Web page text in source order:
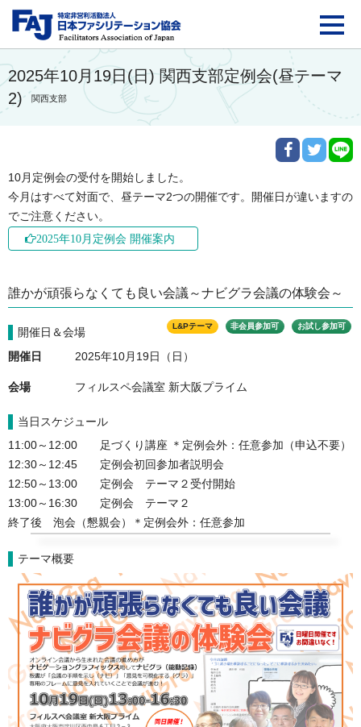
FAJ：特定非営利活動
2025年10月19日(日) 関西支部定例会(昼テーマ
2)
関西支部
10月定例会の受付を開始しました。
今月はすべて対面で、昼テーマ2つの開催です。開催日が違いますの
でご注意ください。
2025年10月定例会 開催案内
誰かが頑張らなくても良い会議～ナビグラ会議の体験会～
L&Pテーマ 非会員参加可 お試し参加可
開催日＆会場
開催日 2025年10月19日（日）
会場 フィルスペ会議室 新大阪プライム
当日スケジュール
11:00～12:00　　足づくり講座 ＊定例会外：任意参加（申込不要）
12:30～12:45　　定例会初回参加者説明会
12:50～13:00　　定例会　テーマ２受付開始
13:00～16:30　　定例会　テーマ２
終了後　泡会（懇親会）＊定例会外：任意参加
テーマ概要